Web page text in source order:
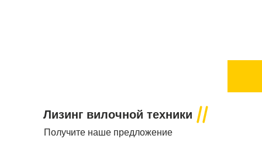
Лизинг вилочной техники
Получите наше предложение